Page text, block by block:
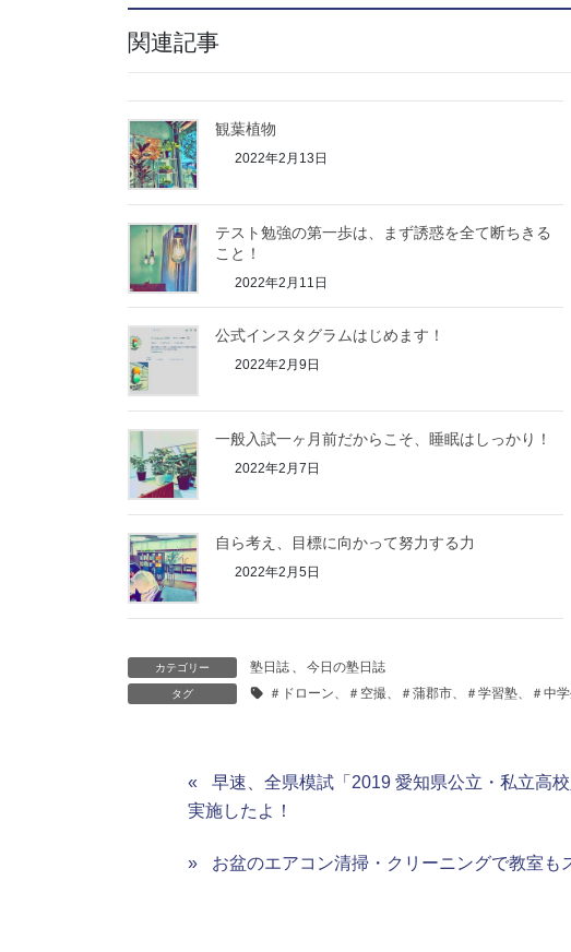
ウ
ィ
ン
ド
き
ま
す
)
て
く
だ
さ
し
い
ウ
ィ
ン
ド
ウ
き
ま
す
)
関連記事
観葉植物
2022年2月13日
テスト勉強の第一歩は、まず誘惑を全て断ちきる
こと！
2022年2月11日
公式インスタグラムはじめます！
2022年2月9日
一般入試一ヶ月前だからこそ、睡眠はしっかり！
2022年2月7日
自ら考え、目標に向かって努力する力
2022年2月5日
カテゴリー 塾日誌 、 今日の塾日誌
タグ ＃ドローン、＃空撮、＃蒲郡市、＃学習塾、＃中
早速、全県模試「2019 愛知県公立・私立高
実施したよ！
お盆のエアコン清掃・クリーニングで教室も